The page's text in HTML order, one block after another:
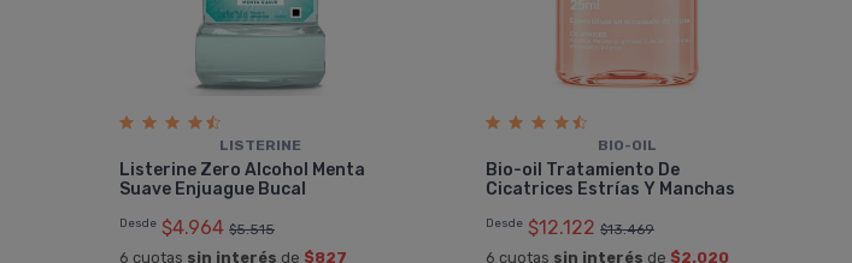
LISTERINE
Listerine Zero Alcohol Menta
Suave Enjuague Bucal
Desde $4.964 $5.515
6 cuotas sin interés de $827
BIO-OIL
Bio-oil Tratamiento De
Cicatrices Estrí­as Y Manchas
Desde $12.122 $13.469
6 cuotas sin interés de $2.020